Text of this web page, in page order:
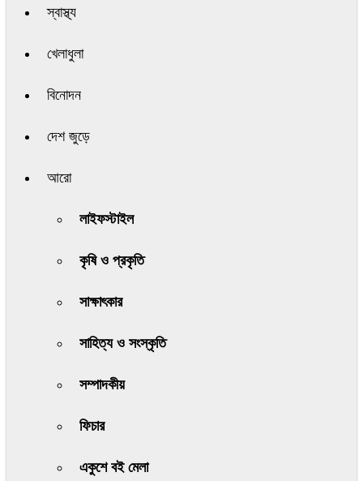
স্বাস্থ্য
খেলাধুলা
বিনোদন
দেশ জুড়ে
আরো
লাইফস্টাইল
কৃষি ও প্রকৃতি
সাক্ষাৎকার
সাহিত্য ও সংস্কৃতি
সম্পাদকীয়
ফিচার
একুশে বই মেলা